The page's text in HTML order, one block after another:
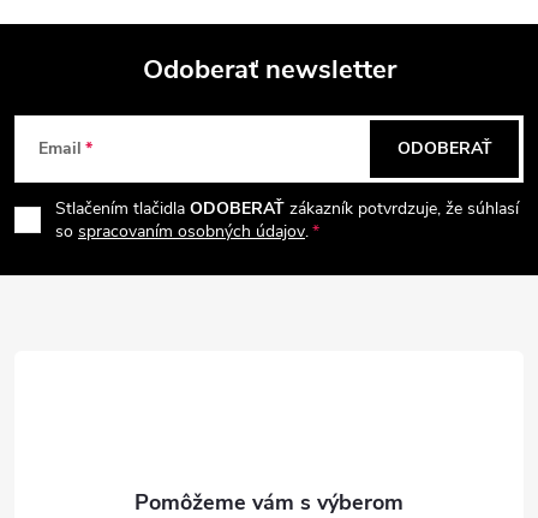
c
e
p
r
v
a
i
e
Z
á
p
Odoberať newsletter
Email
Stlačením tlačidla ODOBERAŤ zákazník potvrdzuje, že súhlasí
so spracovaním osobných údajov.
ODOBERAŤ